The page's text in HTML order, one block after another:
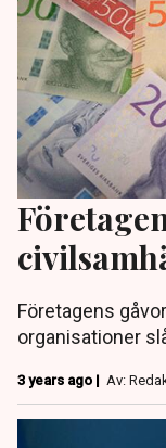
Företagens
organisationer
3 years ago | Av: